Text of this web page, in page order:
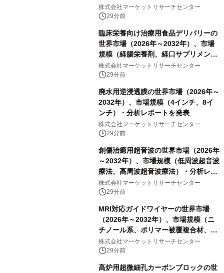
発表
株式会社マーケットリサーチセンター
29分前
臨床栄養向け治療用食品デリバリーの
世界市場（2026年～2032年）、市場
規模（経腸栄養剤、経口サプリメン
ト）・分析レポートを発表
株式会社マーケットリサーチセンター
29分前
廃水用逆浸透膜の世界市場（2026年～
2032年）、市場規模（4インチ、8イ
ンチ）・分析レポートを発表
株式会社マーケットリサーチセンター
29分前
創傷治癒用超音波の世界市場（2026年
～2032年）、市場規模（低周波超音波
療法、高周波超音波療法）・分析レポ
ートを発表
株式会社マーケットリサーチセンター
29分前
MRI対応ガイドワイヤーの世界市場
（2026年～2032年）、市場規模（ニ
チノール系、ポリマー被覆複合材、そ
の他）・分析レポートを発表
株式会社マーケットリサーチセンター
29分前
高炉用超微細孔カーボンブロックの世